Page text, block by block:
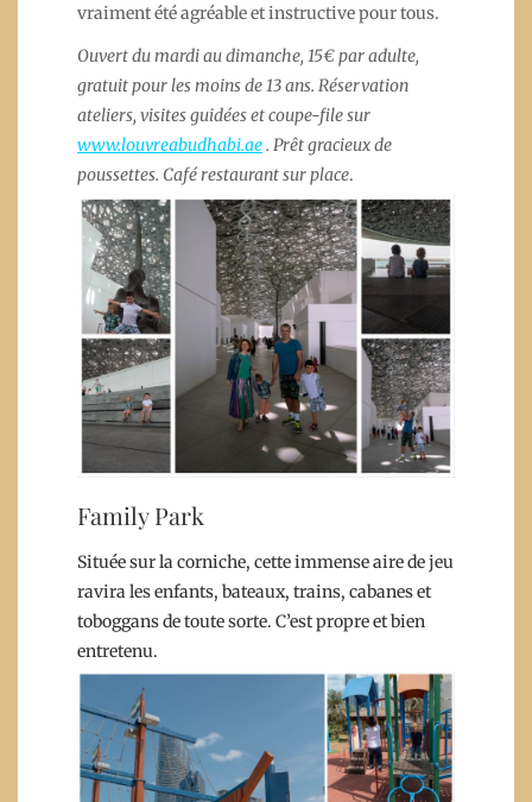
vraiment été agréable et instructive pour tous.
Ouvert du mardi au dimanche, 15€ par adulte,
gratuit pour les moins de 13 ans. Réservation
ateliers, visites guidées et coupe-file sur
www.louvreabudhabi.ae. Prêt gracieux de
poussettes. Café restaurant sur place.
Family Park
Située sur la corniche, cette immense aire de jeu
ravira les enfants, bateaux, trains, cabanes et
toboggans de toute sorte. C’est propre et bien
entretenu.